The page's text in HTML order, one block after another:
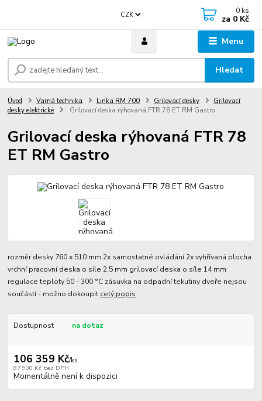
Menu
CZK
Hledat
0 ks
za 0 Kč
Úvod Varná technika Linka RM 700 Grilovací desky
Grilovací
desky elektrické
Grilovací deska rýhovaná FTR 78 ET RM Gastro
Grilovací deska rýhovaná FTR 78
ET RM Gastro
rozměr desky 760 x 510 mm 2x samostatné ovládání 2x vyhřívaná plocha
vrchní pracovní deska o síle 2,5 mm grilovací deska o síle 14 mm
regulace teploty 50 - 300 °C zásuvka na odpadní tekutiny dveře nejsou
součástí - možno dokoupit celý popis
Dostupnost na dotaz
106 359 Kč/ks
87 900 Kč bez DPH
Momentálně není k dispozici